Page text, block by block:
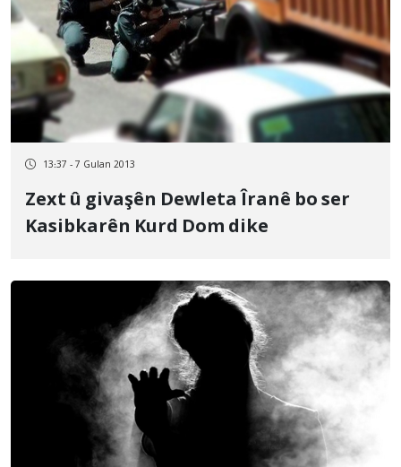
13:37 - 7 Gulan 2013
Zext û givaşên Dewleta Îranê bo ser
Kasibkarên Kurd Dom dike